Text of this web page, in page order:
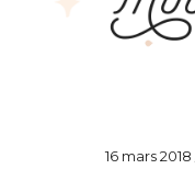
16 mars 2018